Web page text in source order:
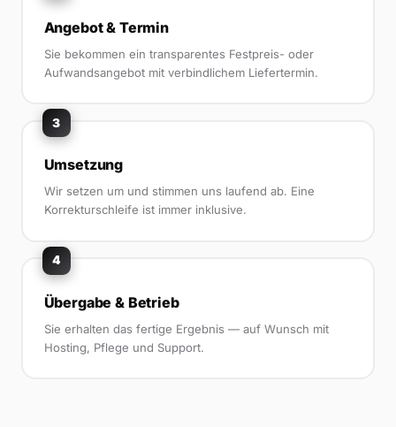
Angebot & Termin
Sie bekommen ein transparentes Festpreis- oder
Aufwandsangebot mit verbindlichem Liefertermin.
3
Umsetzung
Wir setzen um und stimmen uns laufend ab. Eine
Korrekturschleife ist immer inklusive.
4
Übergabe & Betrieb
Sie erhalten das fertige Ergebnis — auf Wunsch mit
Hosting, Pflege und Support.